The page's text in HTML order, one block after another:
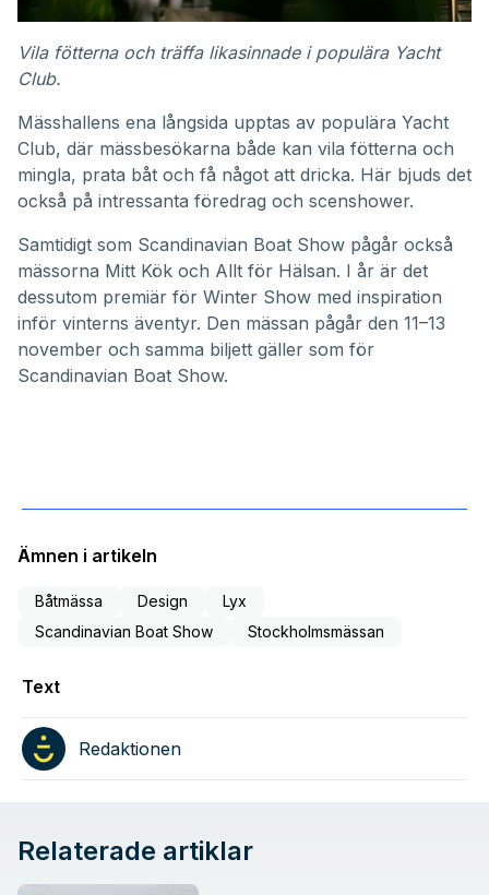
Vila fötterna och träffa likasinnade i populära Yacht
Club.
Mässhallens ena långsida upptas av populära Yacht
Club, där mässbesökarna både kan vila fötterna och
mingla, prata båt och få något att dricka. Här bjuds det
också på intressanta föredrag och scenshower.
Samtidigt som Scandinavian Boat Show pågår också
mässorna Mitt Kök och Allt för Hälsan. I år är det
dessutom premiär för Winter Show med inspiration
inför vinterns äventyr. Den mässan pågår den 11–13
november och samma biljett gäller som för
Scandinavian Boat Show.
Ämnen i artikeln
Båtmässa Design
Lyx
Scandinavian Boat Show
Stockholmsmässan
Text
Redaktionen
Relaterade artiklar